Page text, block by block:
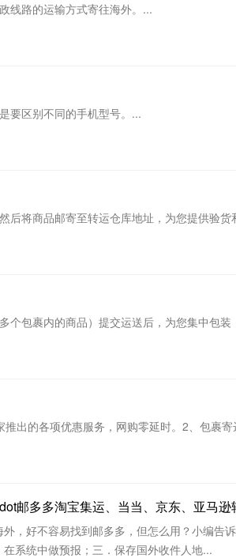
线路的运输方式寄往海外。...
要区别不同的手机型号。...
后将商品邮寄至转运仓库地址，为您提供验货
个包裹内的商品）提交运送后，为您集中包
出的各项优惠服务，网购零延时。2、包裹
邮多多淘宝集运、当当、京东、亚马逊
外，好不容易找到邮多多，但怎么用？小编告
在系统中做预报；三．保存国外收件人地...